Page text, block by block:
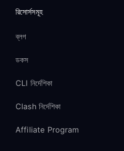
রিসোর্সসমূহ
ব্লগ
ডকস
CLI নির্দেশিকা
Clash নির্দেশিকা
Affiliate Program